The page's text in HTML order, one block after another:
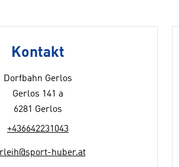
Kontakt
Dorfbahn Gerlos
Gerlos 141 a
6281 Gerlos
+436642231043
huber.at